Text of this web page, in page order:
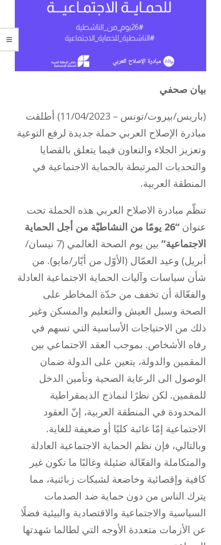
بيان صحفي
(باريس/بيروت/تونس – 11/04/2023) أطلقت
مبادرة الإصلاح العربي حملة جديدة لرفع التوعية
وتعزيز الجلاء والتعاون فيما يتعلق بالقضايا
والتحديات المرتبطة بالحماية الاجتماعية في
المنطقة العربية.
تنظّم مبادرة الاصلاح العربي هذه الحملة تحت
عنوان “
26 يومًا من النشاطيّة من أجل الحماية
الاجتماعية”
بين يوم الصحة العالمي (7 نيسان/
أبريل) وعيد العمّال (الأوّل من أيّار/مايو). من
شأن سياسات وآليات الحماية الاجتماعية العادلة
والفعّالة أن تخفف من حدّة المخاطر على
الصحة وسبل العيش والتعليم والمسكن وغير
ذلك من الاحتياجات الأساسية التي تسهم في
رفاه الأشخاص. بموجب العقد الاجتماعي بين
المقمين والدولة، يتعين على الدولة ضمان
الوصول الى الرعاية الصحية وتأمين الدخل
للمقمين. لكن نظرًا لنماذج الديمقراطية
المحدودة في المنطقة العربية، إنّ العقود
الاجتماعية إمّا غائبة كليًا أو ضعيفة للغاية.
وبالتالي، فإن نظم الحماية الاجتماعية العادلة
والمتكاملة والفعّالة ضئيلة وغالبًا ما تكون غير
كافية وإقصائية وخاضعة لشبكات زبائنية، مما
يترك الناس من دون حماية ضد الصدمات
السياسية والاجتماعية والاقتصادية والبيئية فضلًا
عن الأزمات متعددة الأوجه التي لطالما شهدتها